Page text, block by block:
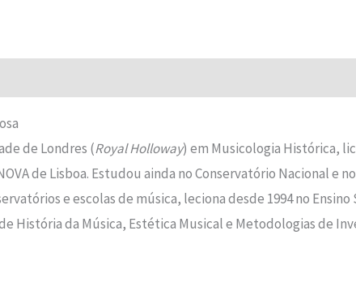
de Londres (Royal Holloway) em Musicologia Histórica,
de Lisboa. Estudou ainda no Conservatório Nacional e
e escolas de música, leciona desde 1994 no
História da Música, Estética Musical e Metodologias de